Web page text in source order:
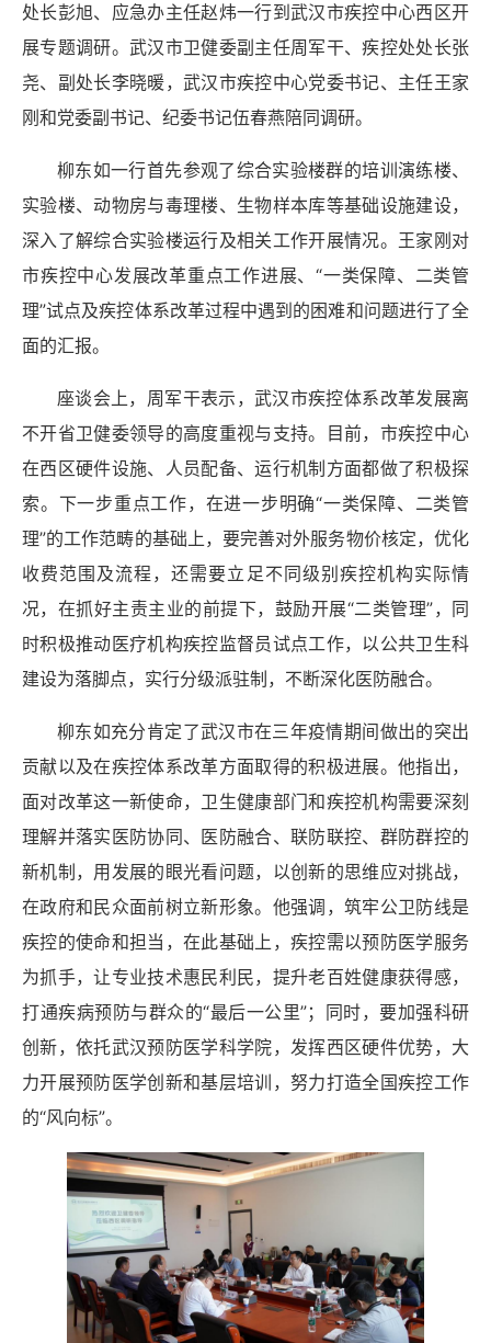
处长彭旭、应急办主任赵炜一行到武汉市疾控中心西区开
展专题调研。武汉市卫健委副主任周军干、疾控处处长张
尧、副处长李晓暖，武汉市疾控中心党委书记、主任王家
刚和党委副书记、纪委书记伍春燕陪同调研。
柳东如一行首先参观了综合实验楼群的培训演练楼、
实验楼、动物房与毒理楼、生物样本库等基础设施建设，
深入了解综合实验楼运行及相关工作开展情况。王家刚对
市疾控中心发展改革重点工作进展、 “一类保障、二类管
理”试点及疾控体系改革过程中遇到的困难和问题进行了全
面的汇报。
座谈会上，周军干表示，武汉市疾控体系改革发展离
不开省卫健委领导的高度重视与支持。目前，市疾控中心
在西区硬件设施、人员配备、运行机制方面都做了积极探
索。下一步重点工作，在进一步明确“一类保障、二类管
理”的工作范畴的基础上，要完善对外服务物价核定，优化
收费范围及流程，还需要立足不同级别疾控机构实际情
况，在抓好主责主业的前提下，鼓励开展“二类管理”，同
时积极推动医疗机构疾控监督员试点工作，以公共卫生科
建设为落脚点，实行分级派驻制，不断深化医防融合。
柳东如充分肯定了武汉市在三年疫情期间做出的突出
贡献以及在疾控体系改革方面取得的积极进展。他指出，
面对改革这一新使命，卫生健康部门和疾控机构需要深刻
理解并落实医防协同、医防融合、联防联控、群防群控的
新机制，用发展的眼光看问题，以创新的思维应对挑战，
在政府和民众面前树立新形象。他强调，筑牢公卫防线是
疾控的使命和担当，在此基础上，疾控需以预防医学服务
为抓手，让专业技术惠民利民，提升老百姓健康获得感，
打通疾病预防与群众的“最后一公里”；同时，要加强科研
创新，依托武汉预防医学科学院，发挥西区硬件优势，大
力开展预防医学创新和基层培训，努力打造全国疾控工作
的“风向标”。